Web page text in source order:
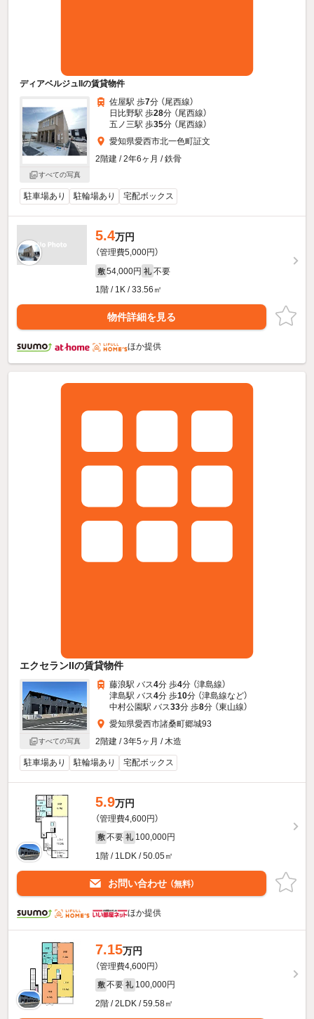
ディアベルジュIIの賃貸物件
すべての写真
佐屋駅 歩7分 （尾西線）
日比野駅 歩28分 （尾西線）
五ノ三駅 歩35分 （尾西線）
愛知県愛西市北一色町証文
2階建 / 2年6ヶ月 / 鉄骨
駐車場あり 駐輪場あり 宅配ボックス
5.4万円
（管理費5,000円）
敷 54,000円 礼 不要
1階 / 1K / 33.56㎡
物件詳細を見る
ほか提供
エクセランIIの賃貸物件
すべての写真
藤浪駅 バス4分 歩4分 （津島線）
津島駅 バス4分 歩10分 （津島線など）
中村公園駅 バス33分 歩8分 （東山線）
愛知県愛西市諸桑町郷城93
2階建 / 3年5ヶ月 / 木造
駐車場あり 駐輪場あり 宅配ボックス
5.9万円
（管理費4,600円）
敷 不要 礼 100,000円
1階 / 1LDK / 50.05㎡
お問い合わせ （無料）
ほか提供
7.15万円
（管理費4,600円）
敷 不要 礼 100,000円
2階 / 2LDK / 59.58㎡